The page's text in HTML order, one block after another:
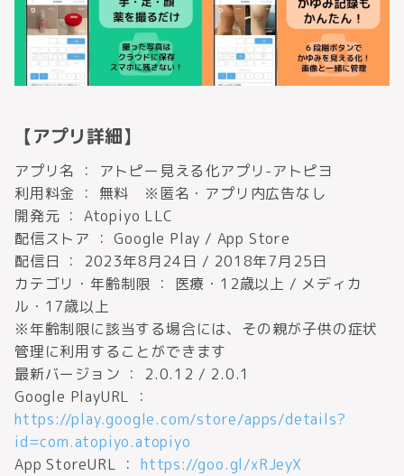
【アプリ詳細】
アプリ名 ： アトピー見える化アプリ-アトピヨ
利用料金 ： 無料 ※匿名・アプリ内広告なし
開発元 ： Atopiyo LLC
配信ストア ： Google Play / App Store
配信日 ： 2023年8月24日 / 2018年7月25日
カテゴリ・年齢制限 ： 医療・12歳以上 / メディカ
ル・17歳以上
※年齢制限に該当する場合には、その親が子供の症状
管理に利用することができます
最新バージョン ： 2.0.12 / 2.0.1
Google PlayURL ：
https://play.google.com/store/apps/details?
id=com.atopiyo.atopiyo
App StoreURL ：https://goo.gl/xRJeyX